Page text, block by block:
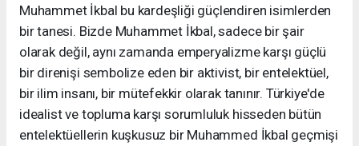
Muhammet İkbal bu kardeşliği güçlendiren isimlerden
bir tanesi. Bizde Muhammet İkbal, sadece bir şair
olarak değil, aynı zamanda emperyalizme karşı güçlü
bir direnişi sembolize eden bir aktivist, bir entelektüel,
bir ilim insanı, bir mütefekkir olarak tanınır. Türkiye'de
idealist ve topluma karşı sorumluluk hisseden bütün
entelektüellerin kuşkusuz bir Muhammed İkbal geçmişi